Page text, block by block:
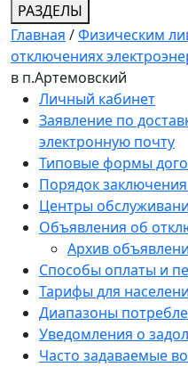
РАЗДЕЛЫ
Главная /Физическим
отключениях
в п.Артемовский
Личный кабинет
Заявление по
электронную почту
Типовые формы
Порядок
Центры
Объявления об
Архив
Способы оплаты и
Тарифы для
Диапазоны
Уведомления о
Часто задаваемые